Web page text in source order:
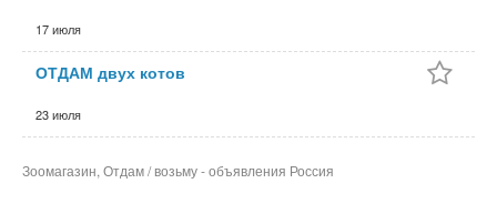
17 июля
ОТДАМ двух котов
23 июля
Зоомагазин, Отдам / возьму - объявления Россия